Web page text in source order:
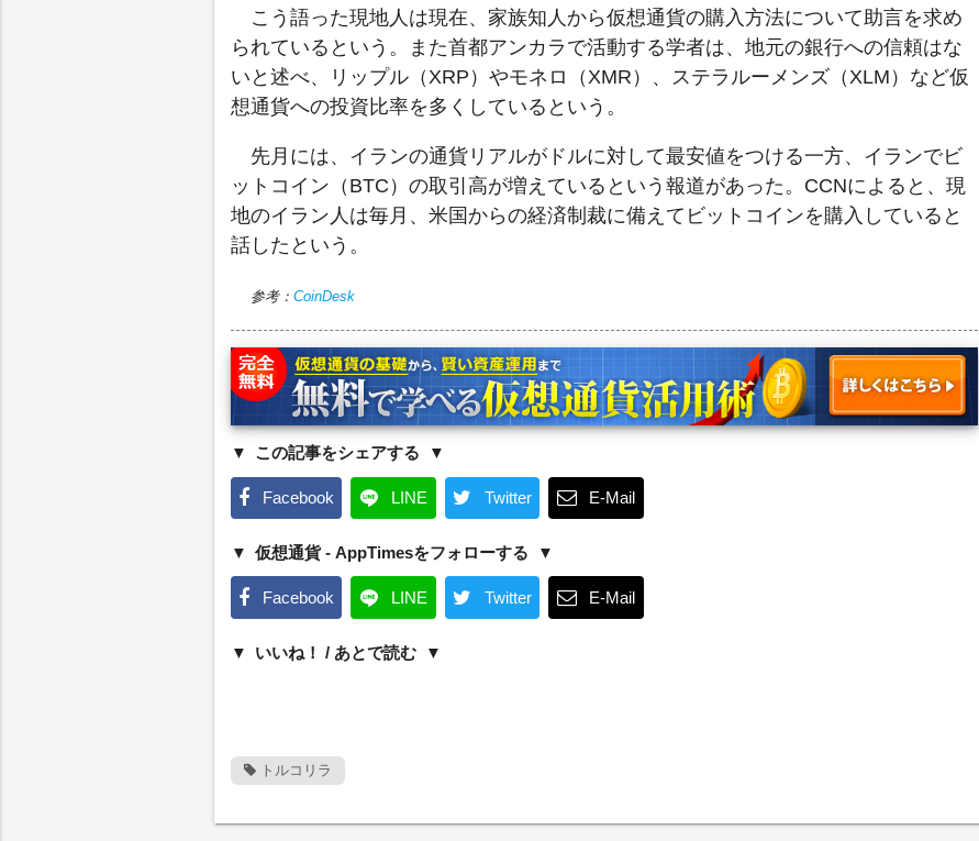
こう語った現地人は現在、家族知人から仮想通貨の購入方法について助言を求め
られているという。また首都アンカラで活動する学者は、地元の銀行への信頼はな
いと述べ、リップル（XRP）やモネロ（XMR）、ステラルーメンズ（XLM）など仮
想通貨への投資比率を多くしているという。
先月には、イランの通貨リアルがドルに対して最安値をつける一方、イランでビ
ットコイン（BTC）の取引高が増えているという報道があった。CCNによると、現
地のイラン人は毎月、米国からの経済制裁に備えてビットコインを購入していると
話したという。
参考： CoinDesk
この記事をシェアする
Facebook LINE Twitter E-Mail
仮想通貨 - AppTimesをフォローする
Facebook LINE Twitter E-Mail
いいね！ / あとで読む
トルコリラ